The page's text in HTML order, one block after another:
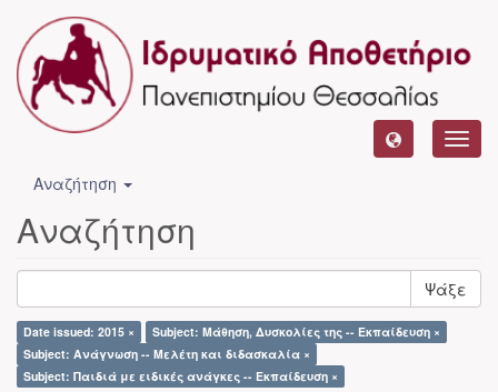
Αναζήτηση
Αναζήτηση
Ψάξε
Date issued: 2015 ×
Subject: Μάθηση, Δυσκολίες της -- Εκπαίδευση ×
Subject: Ανάγνωση -- Μελέτη και διδασκαλία ×
Subject: Παιδιά με ειδικές ανάγκες -- Εκπαίδευση ×